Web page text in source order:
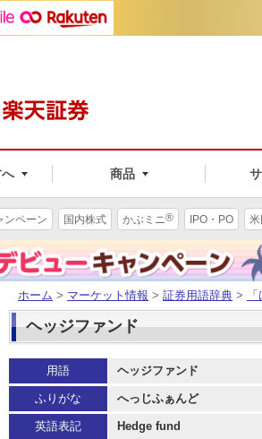
商品
ンペーン 国内株式 かぶミニ® IPO・PO
ホーム > マーケット情報 > 証券用語辞典 >
ヘッジファンド
用語 ヘッジファンド
ふりがな へっじふぁんど
英語表記 Hedge fund